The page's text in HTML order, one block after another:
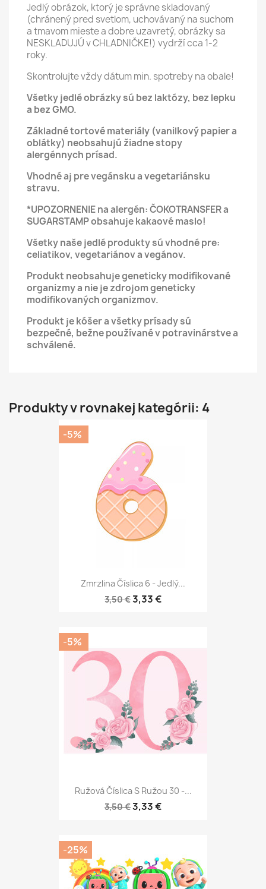
Jedlý obrázok, ktorý je správne skladovaný
(chránený pred svetlom, uchovávaný na suchom
a tmavom mieste a dobre uzavretý, obrázky sa
NESKLADUJÚ v CHLADNIČKE!) vydrží cca 1-2
roky.
Skontrolujte vždy dátum min. spotreby na obale!
Všetky jedlé obrázky sú bez laktózy, bez lepku
a bez GMO.
Základné tortové materiály (vanilkový papier a
oblátky) neobsahujú žiadne stopy
alergénnych prísad.
Vhodné aj pre vegánsku a vegetariánsku
stravu.
*UPOZORNENIE na alergén: ČOKOTRANSFER a
SUGARSTAMP obsahuje kakaové maslo!
Všetky naše jedlé produkty sú vhodné pre:
celiatikov, vegetariánov a vegánov.
Produkt neobsahuje geneticky modifikované
organizmy a nie je zdrojom geneticky
modifikovaných organizmov.
Produkt je kóšer a všetky prísady sú
bezpečné, bežne používané v potravinárstve a
schválené.
Produkty v rovnakej kategórii: 4
Zmrzlina Číslica 6 - Jedlý...
3,50 €3,33 €
-5%
Ružová Číslica S Ružou 30 -...
3,50 €3,33 €
-5%
-25%